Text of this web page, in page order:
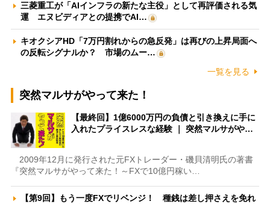
三菱重工が「AIインフラの新たな主役」として再評価される気
運 エヌビディアとの提携でAI…
キオクシアHD「7万円割れからの急反発」は再びの上昇局面へ
の反転シグナルか？ 市場のムー…
一覧を見る
突然マルサがやって来た！
【最終回】1億6000万円の負債と引き換えに手に
入れたプライスレスな経験 ｜ 突然マルサがや…
2009年12月に発行された元FXトレーダー・磯貝清明氏の著書
『突然マルサがやって来た！～FXで10億円稼い…
【第9回】もう一度FXでリベンジ！ 種銭は差し押さえを免れ